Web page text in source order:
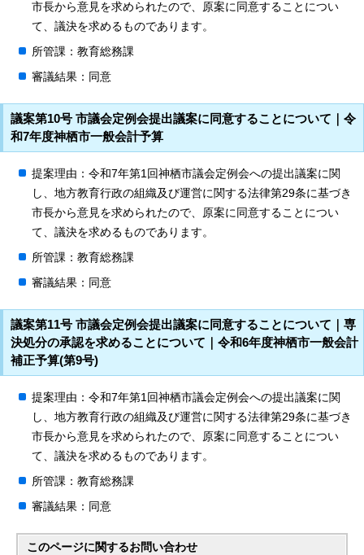
市長から意見を求められたので、原案に同意することについ
て、議決を求めるものであります。
所管課：教育総務課
審議結果：同意
議案第10号 市議会定例会提出議案に同意することについて｜令
和7年度神栖市一般会計予算
提案理由：令和7年第1回神栖市議会定例会への提出議案に関
し、地方教育行政の組織及び運営に関する法律第29条に基づき
市長から意見を求められたので、原案に同意することについ
て、議決を求めるものであります。
所管課：教育総務課
審議結果：同意
議案第11号 市議会定例会提出議案に同意することについて｜専
決処分の承認を求めることについて｜令和6年度神栖市一般会計
補正予算(第9号)
提案理由：令和7年第1回神栖市議会定例会への提出議案に関
し、地方教育行政の組織及び運営に関する法律第29条に基づき
市長から意見を求められたので、原案に同意することについ
て、議決を求めるものであります。
所管課：教育総務課
審議結果：同意
このページに関するお問い合わせ